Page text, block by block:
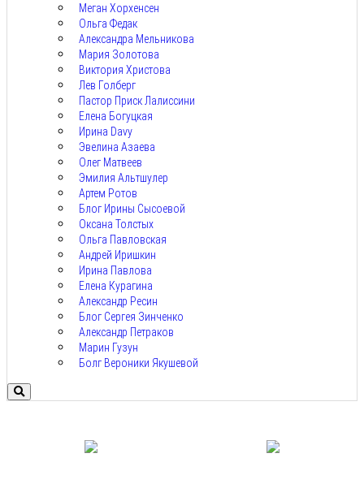
Меган Хорхенсен
Ольга Федак
Александра Мельникова
Мария Золотова
Виктория Христова
Лев Голберг
Пастор Приск Лалиссини
Елена Богуцкая
Ирина Davy
Эвелина Азаева
Олег Матвеев
Эмилия Альтшулер
Артем Ротов
Блог Ирины Сысоевой
Оксана Толстых
Ольга Павловская
Андрей Иришкин
Ирина Павлова
Елена Курагина
Александр Ресин
Блог Сергея Зинченко
Александр Петраков
Марин Гузун
Болг Вероники Якушевой